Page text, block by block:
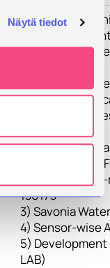
Näytä tiedot
The results of
concepts,
major results
1) Savonia
Replica for
https://
2) Savonia UAS
Approaches
https://
136173
3) Savonia
4) Sensor-wise
5) Development
LAB)